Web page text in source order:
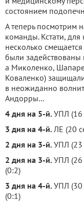
состоянием
А теперь посмотрим
команды. Кстати,
несколько
были задействованы
а Миколенко,
Коваленко)
в неожиданно
Андорры...
4 дня на 5-й. УПЛ (16
3 дня на 4-й. ЛЕ (20
2 дня на 3-й. УПЛ (23
2 дня на 3-й. УПЛ (26
(0:2)
3 дня на 4-й. УПЛ (30
(0:1)